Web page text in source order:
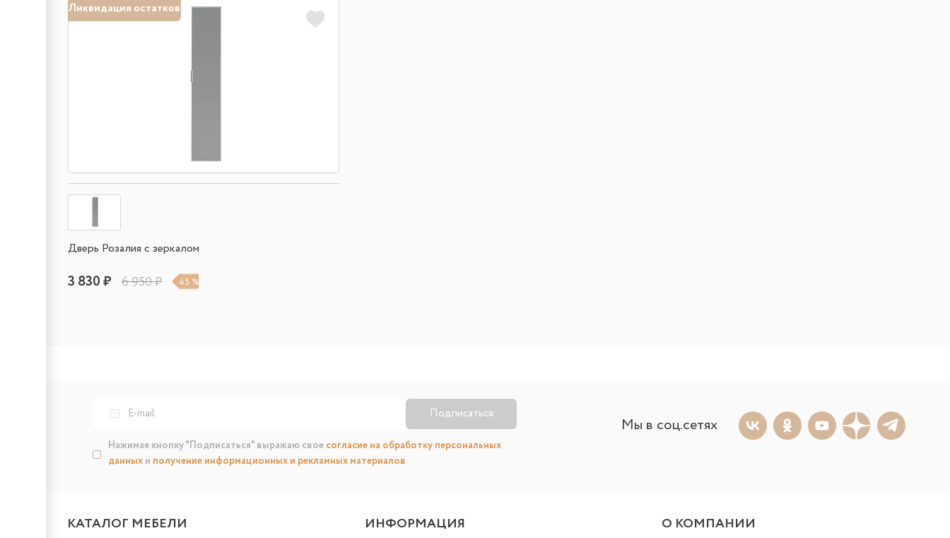
Ликвидация остатков
Дверь Розалия с зеркалом
3 830 ₽ 6 950 ₽ 45 %
Подписаться
Нажимая кнопку "Подписаться" выражаю свое согласие на обработку персональных
данных и получение информационных и рекламных материалов
Мы в соц.сетях
КАТАЛОГ МЕБЕЛИ ИНФОРМАЦИЯ О КОМПАНИИ